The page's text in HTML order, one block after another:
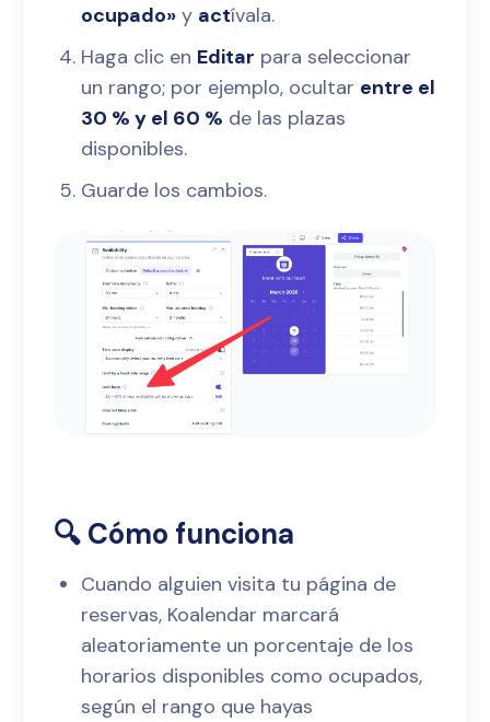
ocupado» y actívala.
Haga clic en Editar para seleccionar
un rango; por ejemplo, ocultar entre el
30 % y el 60 % de las plazas
disponibles.
Guarde los cambios.
🔍 Cómo funciona
Cuando alguien visita tu página de
reservas, Koalendar marcará
aleatoriamente un porcentaje de los
horarios disponibles como ocupados,
según el rango que hayas